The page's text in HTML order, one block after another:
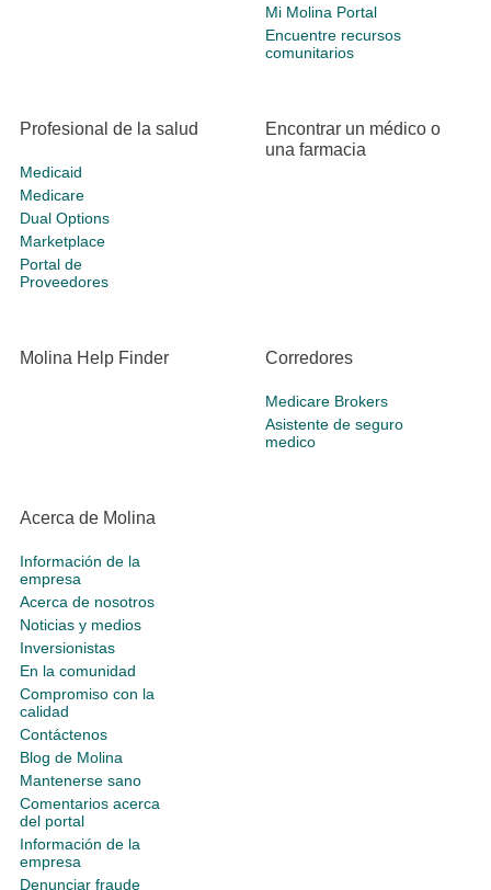
Mi Molina Portal
Encuentre recursos
comunitarios
Profesional de la salud
Medicaid
Medicare
Dual Options
Marketplace
Portal de
Proveedores
Encontrar un médico o
una farmacia
Molina Help Finder Corredores
Medicare Brokers
Asistente de seguro
medico
Acerca de Molina
Información de la
empresa
Acerca de nosotros
Noticias y medios
Inversionistas
En la comunidad
Compromiso con la
calidad
Contáctenos
Blog de Molina
Mantenerse sano
Comentarios acerca
del portal
Información de la
empresa
Denunciar fraude